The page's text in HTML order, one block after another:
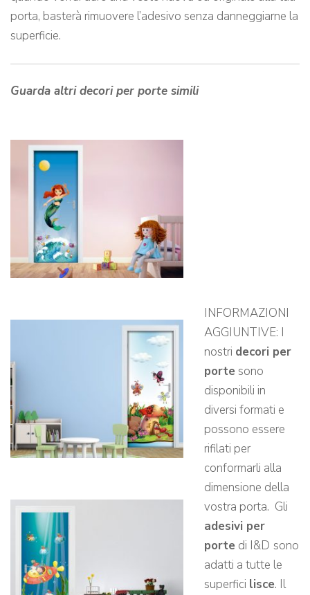
porta, basterà rimuovere l’adesivo senza danneggiarne la
superficie.
Guarda altri decori per porte simili
INFORMAZIONI
AGGIUNTIVE: I
nostri decori per
porte sono
disponibili in
diversi formati e
possono essere
rifilati per
conformarli alla
dimensione della
vostra porta. Gli
adesivi per
porte di I&D sono
adatti a tutte le
superfici lisce. Il